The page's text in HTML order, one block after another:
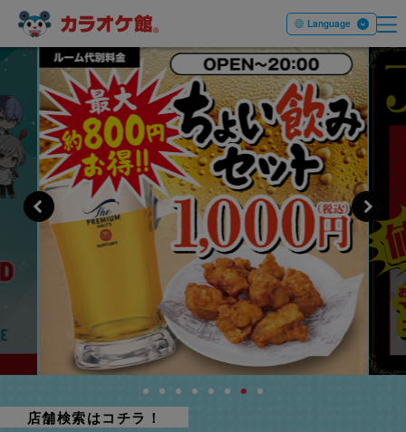
本文へ移動する Language
店舗検索はコチラ！